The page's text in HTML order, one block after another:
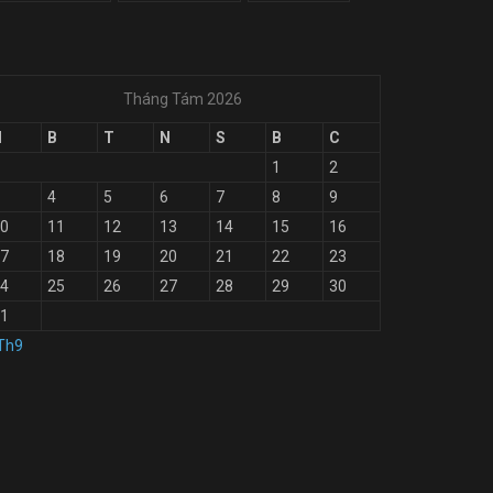
Tháng Tám 2026
B T N S B
C
1
2
4 5 6 7 8
9
11 12 13 14 15
16
18 19 20 21 22
23
25 26 27 28 29
30